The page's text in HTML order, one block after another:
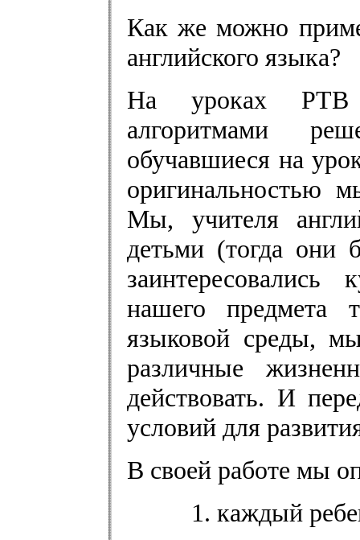
Как же можно
английского языка?
На уроках РТВ
алгоритмами
обучавшиеся на
оригинальностью
Мы, учителя
детьми (тогда они
нашего предмета
языковой среды,
различные
действовать. И
условий для
В своей работе мы
1. каждый